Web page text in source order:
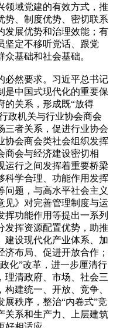
领域党建的有效方式，推
势、制度优势、密切联系
发展优势和治理效能；有
坚定不移听党话、跟党
基础和社会基础。
必然要求。习近平总书记
是中国式现代化的重要保
的关系，形成既“放得
政机关与行业协会商会
三者关系，促进行业协会
协会商会类社会组织发挥
商会与经济建设密切相
运行之间发挥着重要桥梁
科学合理、功能作用发挥
问题，与高水平社会主义
见》对完善管理制度与运
功能作用等提出一系列
发挥资源配置优势，助推
建设现代化产业体系、加
布局、促进开放合作；
化”改革，进一步厘清行
理清政府、市场、社会三
建统一、开放、竞争、
秩序，整治“内卷式”竞
关系和生产力、上层建筑